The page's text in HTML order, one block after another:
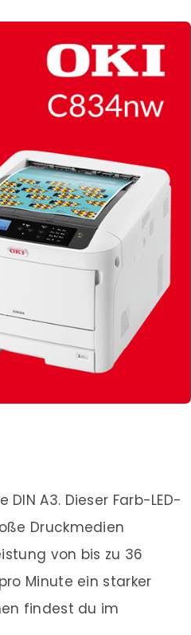
A3. Dieser Farb-LED-
Druckmedien
von bis zu 36
Minute ein starker
findest du im